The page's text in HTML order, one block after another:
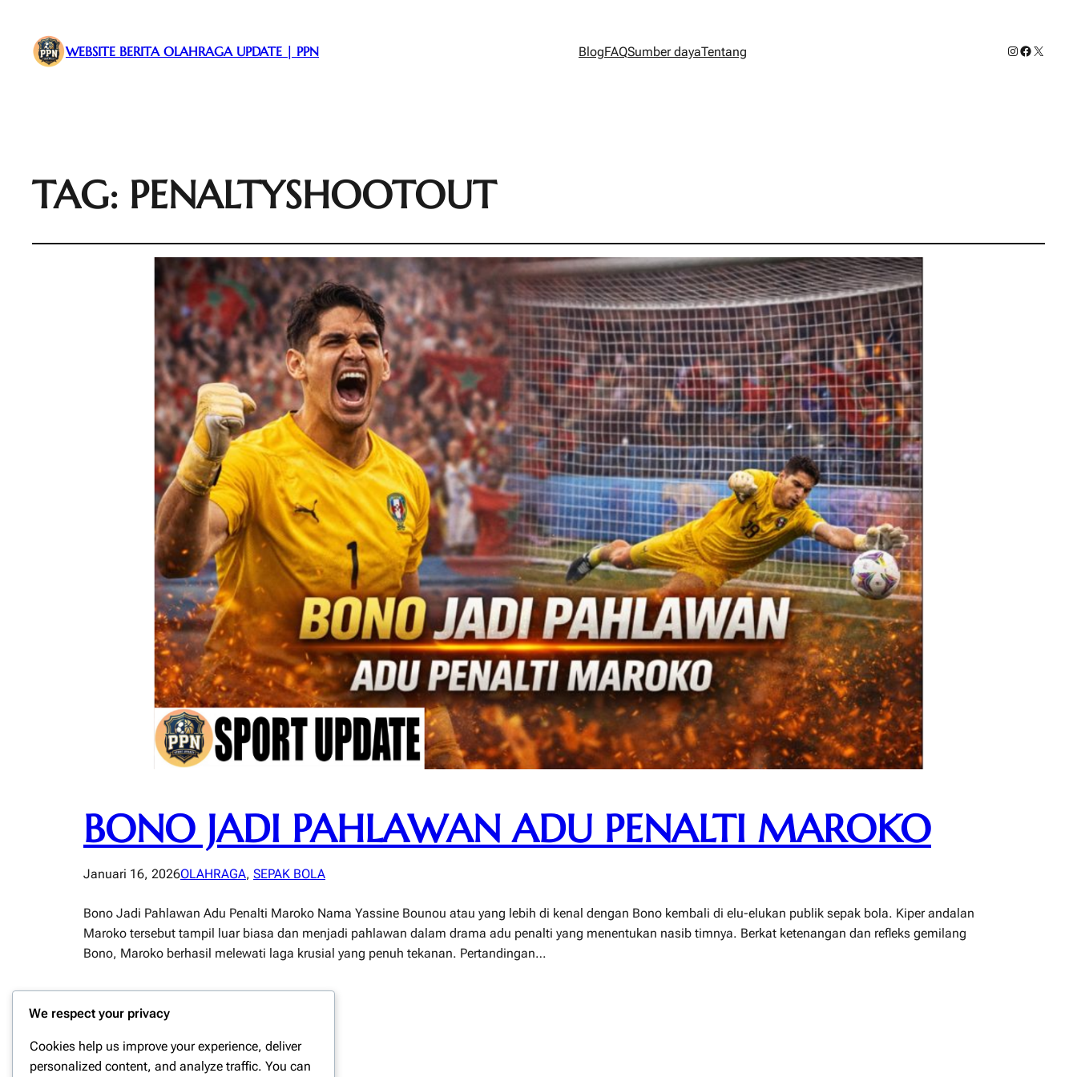
WEBSITE BERITA OLAHRAGA UPDATE | PPN BlogFAQSumber dayaTentang Instagram
Facebook
X
TAG: PENALTYSHOOTOUT
BONO JADI PAHLAWAN ADU PENALTI MAROKO
Januari 16, 2026OLAHRAGA, SEPAK BOLA
Bono Jadi Pahlawan Adu Penalti Maroko Nama Yassine Bounou atau yang lebih di kenal dengan Bono kembali di elu-elukan publik sepak bola. Kiper andalan
Maroko tersebut tampil luar biasa dan menjadi pahlawan dalam drama adu penalti yang menentukan nasib timnya. Berkat ketenangan dan refleks gemilang
Bono, Maroko berhasil melewati laga krusial yang penuh tekanan. Pertandingan…
We respect your privacy
Cookies help us improve your experience, deliver
personalized content, and analyze traffic. You can